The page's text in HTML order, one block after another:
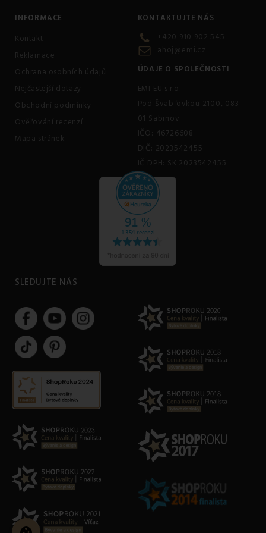
INFORMACE
Kontakt
Reklamace
Ochrana osobních údajů
Nejčastejší dotazy
Obchodní podmínky
Ověřování recenzí
Mapa stránek
KONTAKTUJTE NÁS
+420 910 902 545
ahoj@emi.cz
ÚDAJE O SPOLEČNOSTI
EMI EU s.r.o.
Pod Švabľovkou 2100, 083
01 Sabinov
IČO: 46726608
DIČ: 2023542455
IČ DPH: SK 2023542455
SLEDUJTE NÁS